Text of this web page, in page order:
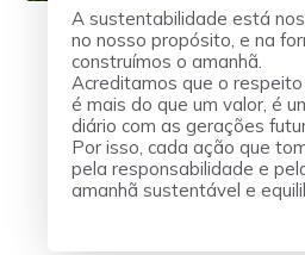
A sustentabilidade está
no nosso propósito, e na
construímos o amanhã.
Acreditamos que o
é mais do que um valor, é
diário com as gerações
Por isso, cada ação que
pela responsabilidade e
amanhã sustentável e